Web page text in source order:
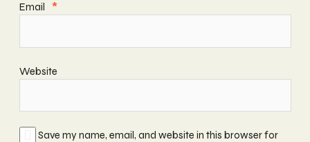
Email *
Website
Save my name, email, and website in this browser for